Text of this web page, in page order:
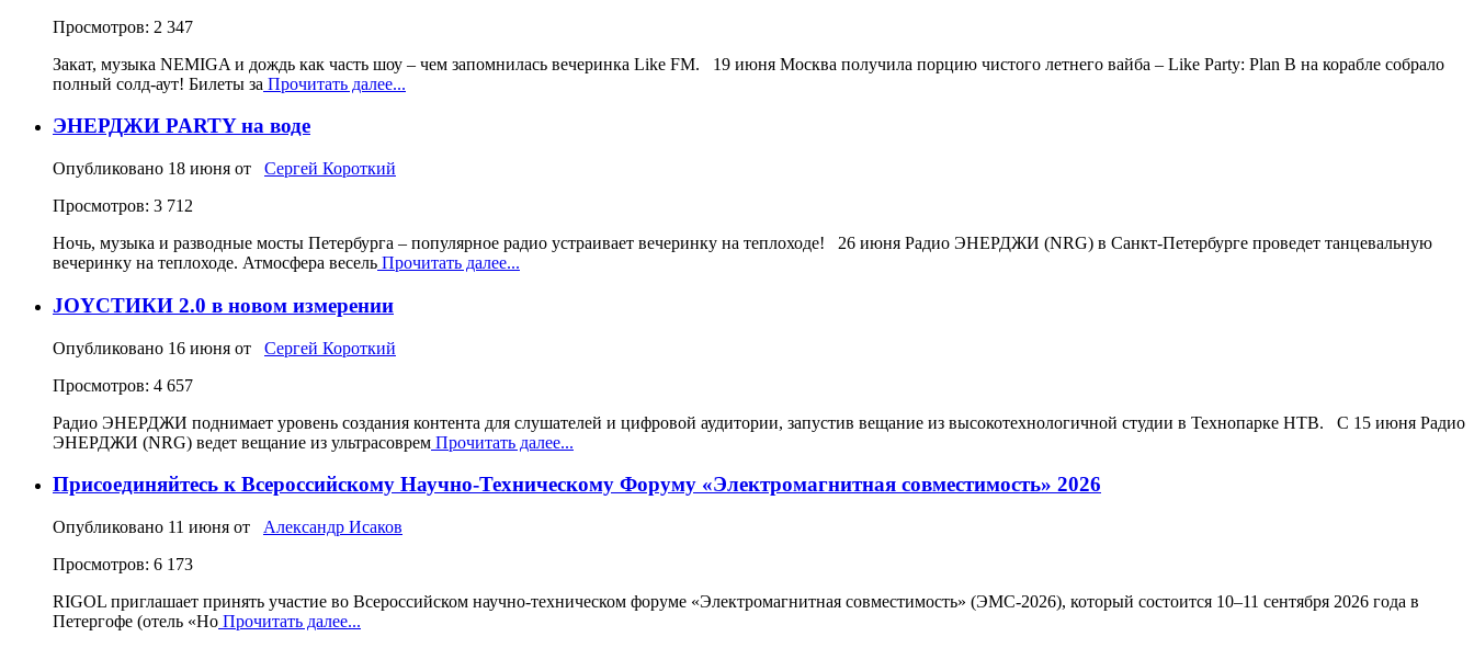
Просмотров: 2 347
Закат, музыка NEMIGA и дождь как часть шоу – чем запомнилась вечеринка Like FM. 19 июня Москва получила порцию чистого летнего вайба – Like Party: Plan B на корабле собрало
полный солд‑аут! Билеты за Прочитать далее...
ЭНЕРДЖИ PARTY на воде
Опубликовано 18 июня от Сергей Короткий
Просмотров: 3 712
Ночь, музыка и разводные мосты Петербурга – популярное радио устраивает вечеринку на теплоходе! 26 июня Радио ЭНЕРДЖИ (NRG) в Санкт-Петербурге проведет танцевальную
вечеринку на теплоходе. Атмосфера весель Прочитать далее...
JOYСТИКИ 2.0 в новом измерении
Опубликовано 16 июня от Сергей Короткий
Просмотров: 4 657
Радио ЭНЕРДЖИ поднимает уровень создания контента для слушателей и цифровой аудитории, запустив вещание из высокотехнологичной студии в Технопарке НТВ. С 15 июня Радио
ЭНЕРДЖИ (NRG) ведет вещание из ультрасоврем Прочитать далее...
Присоединяйтесь к Всероссийскому Научно-Техническому Форуму «Электромагнитная совместимость» 2026
Опубликовано 11 июня от Александр Исаков
Просмотров: 6 173
RIGOL приглашает принять участие во Всероссийском научно-техническом форуме «Электромагнитная совместимость» (ЭМС-2026), который состоится 10–11 сентября 2026 года в
Петергофе (отель «Но Прочитать далее...